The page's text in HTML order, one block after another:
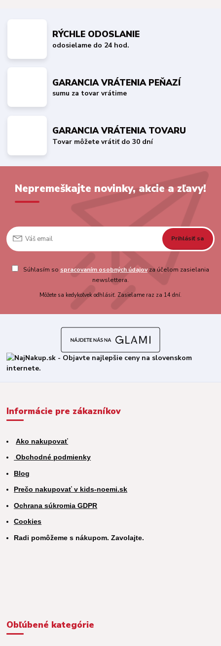
RÝCHLE ODOSLANIE
odosielame do 24 hod.
GARANCIA VRÁTENIA PEŇAZÍ
sumu za tovar vrátime
GARANCIA VRÁTENIA TOVARU
Tovar môžete vrátiť do 30 dní
Nepremeškajte novinky, akcie a zľavy!
Prihlásiť sa
Súhlasím so spracovaním osobných údajovza účelom zasielania
newslettera.
Môžete sa kedykoľvek odhlásiť. Zasielame raz za 14 dní.
Informácie pre zákazníkov
Ako nakupovať
Obchodné podmienky
Blog
Prečo nakupovať v kids-noemi.sk
Ochrana súkromia GDPR
Cookies
Radi pomôžeme s nákupom. Zavolajte.
Obľúbené kategórie